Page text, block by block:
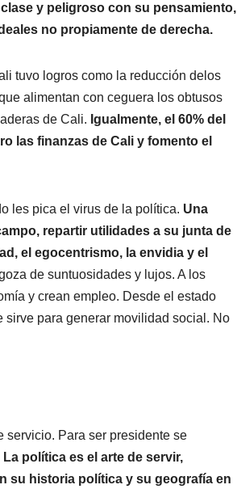
y peligroso con su pensamiento,
no propiamente de derecha.
tuvo logros como la reducción delos
alimentan con ceguera los obtusos
de Cali. Igualmente, el 60% del
las finanzas de Cali y fomento el
les pica el virus de la política. Una
repartir utilidades a su junta de
el egocentrismo, la envidia y el
de suntuosidades y lujos. A los
y crean empleo. Desde el estado
sirve para generar movilidad social. No
servicio. Para ser presidente se
La política es el arte de servir,
su historia política y su geografía en